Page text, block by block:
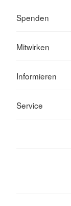
Spenden
Mitwirken
Informieren
Service